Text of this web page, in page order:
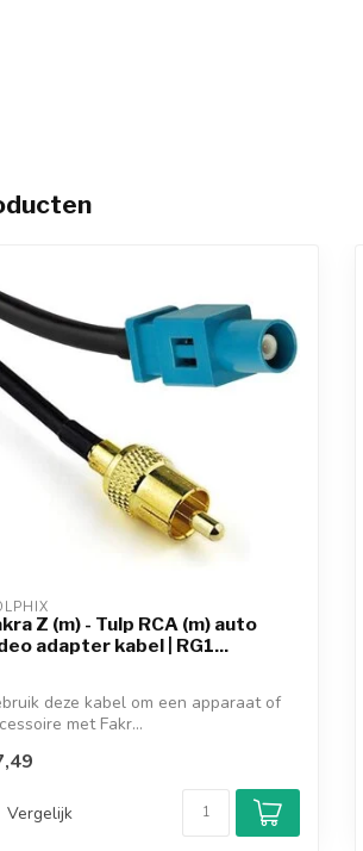
Z (m) - Tulp RCA (m) auto
adapter kabel | RG1...
deze kabel om een apparaat of
met Fakr...
Vergelijk